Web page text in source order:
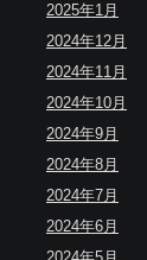
2025年1月
2024年12月
2024年11月
2024年10月
2024年9月
2024年8月
2024年7月
2024年6月